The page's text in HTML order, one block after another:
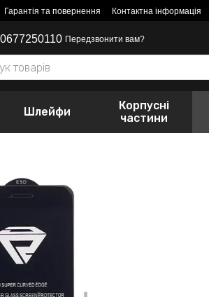
Гарантія та повернення Контактна інформація
Передзвонити вам?
Шлейфи
Корпусні
частини